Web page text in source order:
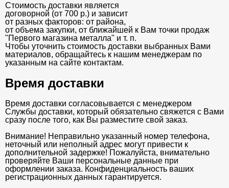
Стоимость доставки является
договорной (от 700 р.) и зависит
от разных факторов: от района,
от объема закупки, от ближайшей к Вам точки продаж
"Первого магазина металла" и т. п.
Чтобы уточнить стоимость доставки выбранных Вами
материалов, обращайтесь к нашим менеджерам по
указанным на сайте контактам.
Время доставки
Время доставки согласовывается с менеджером
Службы доставки, который обязательно свяжется с Вами
сразу после того, как Вы разместите свой заказ.
Внимание! Неправильно указанный номер телефона,
неточный или неполный адрес могут привести к
дополнительной задержке! Пожалуйста, внимательно
проверяйте Ваши персональные данные при
оформлении заказа. Конфиденциальность ваших
регистрационных данных гарантируется.